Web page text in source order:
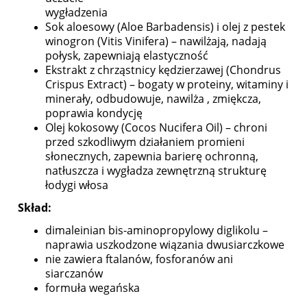
wygładzenia
Sok aloesowy (Aloe Barbadensis) i olej z pestek
winogron (Vitis Vinifera) – nawilżają, nadają
połysk, zapewniają elastyczność
Ekstrakt z chrząstnicy kędzierzawej (Chondrus
Crispus Extract) – bogaty w proteiny, witaminy i
minerały, odbudowuje, nawilża , zmiękcza,
poprawia kondycję
Olej kokosowy (Cocos Nucifera Oil) – chroni
przed szkodliwym działaniem promieni
słonecznych, zapewnia barierę ochronną,
natłuszcza i wygładza zewnętrzną strukturę
łodygi włosa
Skład:
dimaleinian bis-aminopropylowy diglikolu –
naprawia uszkodzone wiązania dwusiarczkowe
nie zawiera ftalanów, fosforanów ani
siarczanów
formuła wegańska